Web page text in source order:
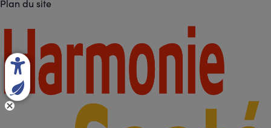
Liens
légaux
Plan du site
Footer
-
Partenaires